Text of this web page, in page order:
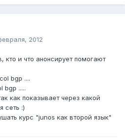
2012
и что анонсирует помогают
bgp ....
bgp .....
как показывает через какой
сеть :)
курс "junos как второй язык"